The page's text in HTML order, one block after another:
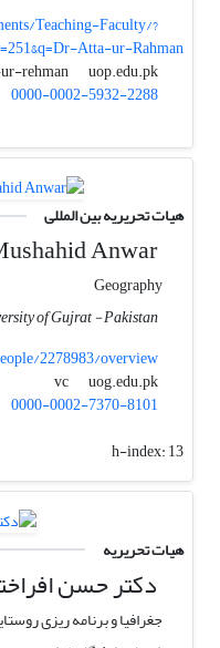
Teaching-Faculty/?
Atta-ur-Rahman
atta-ur-rehman
uop.edu.pk
0000-0002-5932-2288
هیات تحریریه بین المللی
Dr. Muhammad Mushahid Anwar
Geography
of Gujrat - Pakistan
2278983/overview
vc
uog.edu.pk
0000-0002-7370-8101
h-index:13
هیات تحریریه
دکتر حسن
جغرافیا و برنامه ریزی